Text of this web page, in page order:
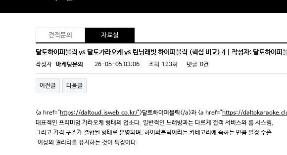
견적문의 자료실
달토하이퍼블릭 vs 달토가라오케 vs 런닝래빗 하이퍼블릭 (핵심 비교) 4 | 작성자: 달토하이퍼
작성자 마케팅문의 26-05-05 03:06 조회 123회 댓글 0건
이전글 다음글
<a href="https://daltoud.isweb.co.kr/">달토하이퍼블릭</a>과 <a href="https://
대표적인 프리미엄 가라오케 형태의 업소다. 일반적인 노래방과는 다르게 접객 서비스와 룸 시스템,
그리고 가격 구조가 결합된 형태로 운영되며, 하이퍼블릭이라는 카테고리에 속하는 만큼 일정 수준
이상의 퀄리티를 유지하는 것이 특징이다.